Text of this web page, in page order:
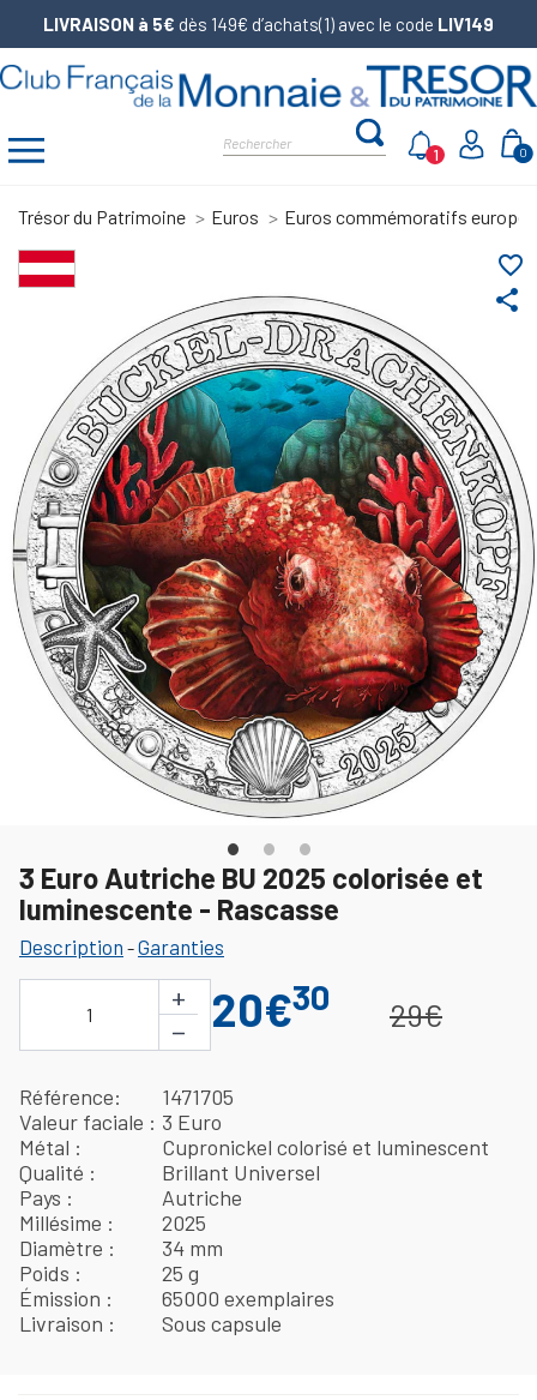
LIVRAISON à 5€ dès 149€ d’achats(1) avec le code LIV149
0
1
Trésor du Patrimoine Euros Euros commémoratifs
share
favorite_border
3 Euro Autriche BU 2025 colorisée et
luminescente - Rascasse
Description -Garanties
1
+
−
20€30 29€
Référence
1471705
Valeur faciale
3 Euro
Métal
Cupronickel colorisé et luminescent
Qualité
Brillant Universel
Pays
Autriche
Millésime
2025
Diamètre
34 mm
Poids
25 g
Émission
65000 exemplaires
Livraison
Sous capsule